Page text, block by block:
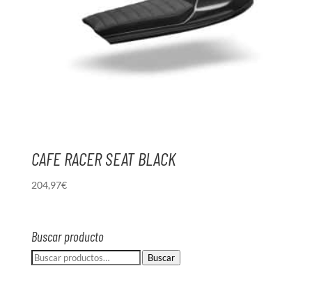
CAFE RACER SEAT BLACK
204,97€
Buscar producto
Buscar
Buscar